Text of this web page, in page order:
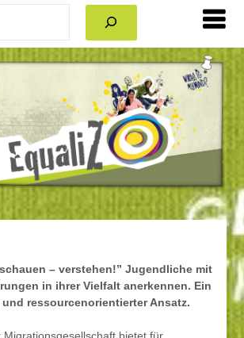
– verstehen!” Jugendliche mit
in ihrer Vielfalt anerkennen. Ein
ressourcenorientierter Ansatz.